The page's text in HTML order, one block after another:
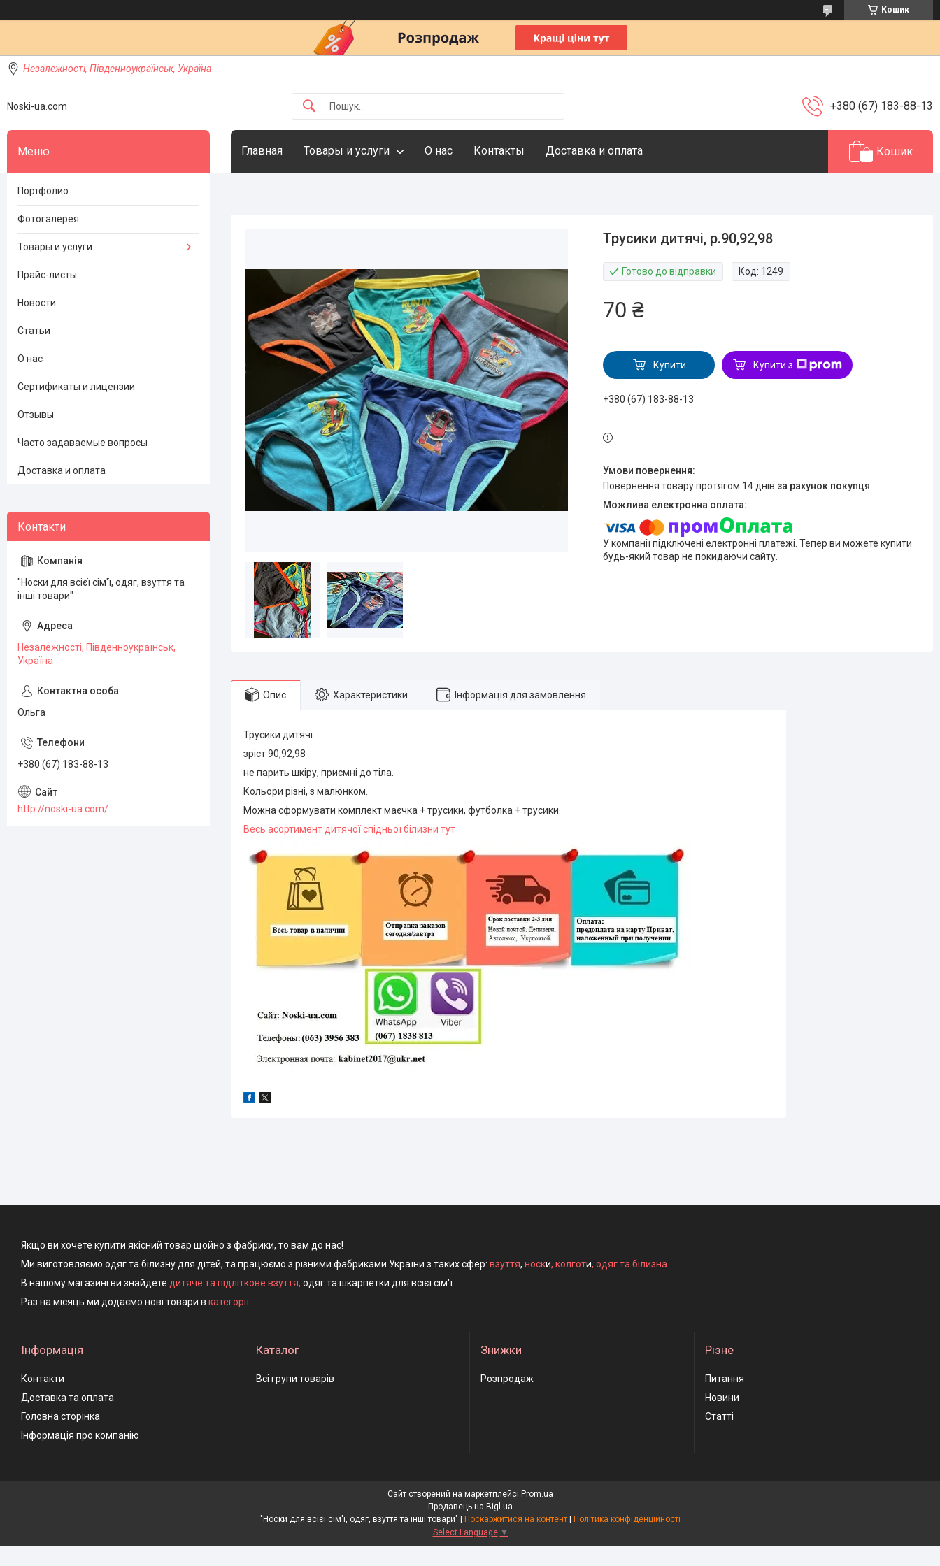
Кошик
Незалежності, Південноукраїнськ, Україна
Noski-ua.com +380 (67) 183-88-13
Главная Товары и услуги О нас Контакты Доставка и оплата Кошик
Трусики дитячі, р.90,92,98
Готово до відправки Код: 1249
70 ₴
Купити Купити з
+380 (67) 183-88-13
повернення товару протягом 14 днів за рахунок покупця
У компанії підключені електронні платежі. Тепер ви можете купити
будь-який товар не покидаючи сайту.
Опис Характеристики Інформація для замовлення
Трусики дитячі.
зріст 90,92,98
не парить шкіру, приємні до тіла.
Кольори різні, з малюнком.
Можна сформувати комплект маєчка + трусики, футболка + трусики.
Весь асортимент дитячої спідньої білизни тут
Портфолио
Фотогалерея
Товары и услуги
Прайс-листы
Новости
Статьи
О нас
Сертификаты и лицензии
Отзывы
Часто задаваемые вопросы
Доставка и оплата
"Носки для всієї сім'ї, одяг, взуття та
інші товари"
Незалежності, Південноукраїнськ,
Україна
Ольга
+380 (67) 183-88-13
http://noski-ua.com/
Якщо ви хочете купити якісний товар щойно з фабрики, то вам до нас!
Ми виготовляємо одяг та білизну для дітей, та працюємо з різними фабриками України з таких сфер: взуття, носки, колготи, одяг та білизна.
В нашому магазині ви знайдете дитяче та підліткове взуття, одяг та шкарпетки для всієї сім'ї.
Раз на місяць ми додаємо нові товари в категорії.
Інформація
Контакти
Доставка та оплата
Головна сторінка
Інформація про компанію
Каталог
Всі групи товарів
Знижки
Розпродаж
Різне
Питання
Новини
Статті
Сайт створений на маркетплейсі Prom.ua
Продавець на Bigl.ua
Поскаржитися на контент
Політика конфіденційності
Select Language ▼